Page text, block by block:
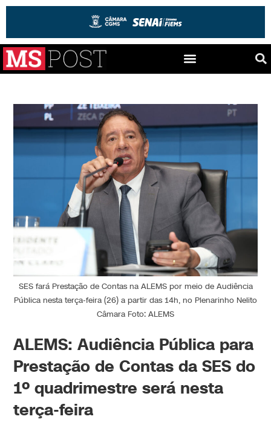
SES fará Prestação de Contas na ALEMS por meio de Audiência
Pública nesta terça-feira (26) a partir das 14h, no Plenarinho Nelito
Câmara Foto: ALEMS
ALEMS: Audiência Pública para
Prestação de Contas da SES do
1º quadrimestre será nesta
terça-feira